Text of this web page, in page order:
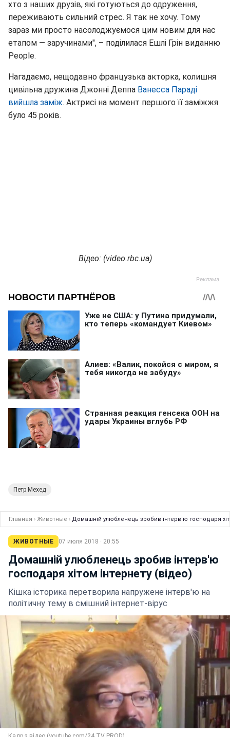
хто з наших друзів, які готуються до одруження,
переживають сильний стрес. Я так не хочу. Тому
зараз ми просто насолоджуємося цим новим для нас
етапом — заручинами", – поділилася Ешлі Грін виданню
People.
Нагадаємо, нещодавно французька акторка, колишня
цивільна дружина Джонні Деппа Ванесса Параді
вийшла заміж. Актрисі на момент першого її заміжжя
було 45 років.
Відео: (video.rbc.ua)
Петр Мехед
Главная › Животные › Домашній улюбленець зробив інтерв'ю господаря
ЖИВОТНЫЕ 07 июля 2018 · 20:55
Домашній улюбленець зробив інтерв'ю
господаря хітом інтернету (відео)
Кішка історика перетворила напружене інтерв'ю на
політичну тему в смішний інтернет-вірус